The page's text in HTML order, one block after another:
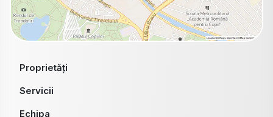
Proprietăți
Servicii
Echipa